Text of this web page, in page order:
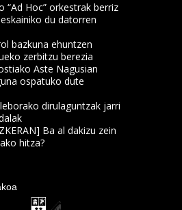
“Ad Hoc” orkestrak berriz
du datorren
bazkuna ehuntzen
zerbitzu berezia
Aste Nagusian
ospatuko dute
dirulaguntzak jarri
Ba al dakizu zein
hitza?